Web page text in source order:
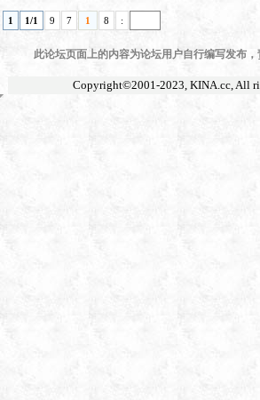
1 1/1 9 7 1 8 :
此论坛页面上的内容为论坛用户自行编写发布
Copyright©2001-2023, KINA.cc, All